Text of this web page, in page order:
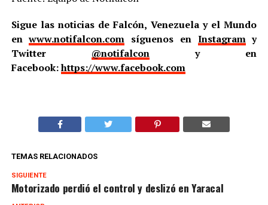
Sigue las noticias de Falcón, Venezuela y el Mundo
enwww.notifalcon.com síguenos en Instagramy
Twitter @notifalcony en
Facebook:https://www.facebook.com
TEMAS RELACIONADOS
SIGUIENTE
Motorizado perdió el control y deslizó en Yaracal